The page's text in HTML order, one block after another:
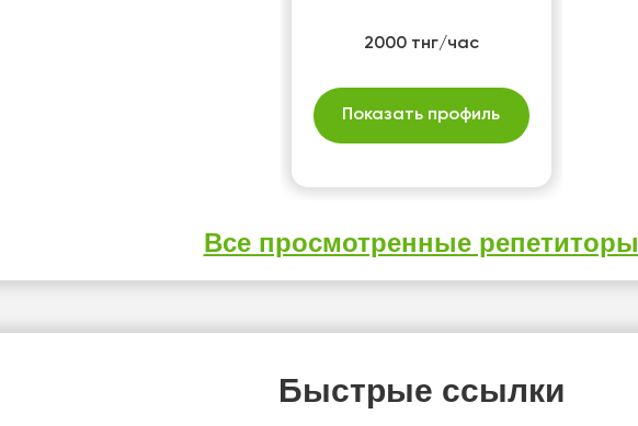
2000 тнг/час
Показать профиль
Все просмотренные репетиторы
Быстрые ссылки